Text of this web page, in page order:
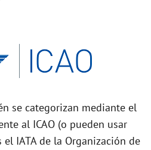
se categorizan mediante el
al ICAO (o pueden usar
IATA de la Organización de